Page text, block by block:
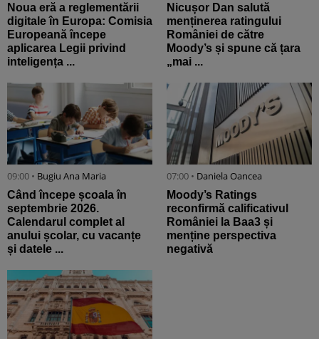
Noua eră a reglementării
digitale în Europa: Comisia
Europeană începe
aplicarea Legii privind
inteligența ...
Nicușor Dan salută
menținerea ratingului
României de către
Moody’s și spune că țara
„mai ...
09:00 • Bugiu ⁠Ana Maria
Când începe școala în
septembrie 2026.
Calendarul complet al
anului școlar, cu vacanțe
și datele ...
07:00 • Daniela Oancea
Moody’s Ratings
reconfirmă calificativul
României la Baa3 și
menține perspectiva
negativă